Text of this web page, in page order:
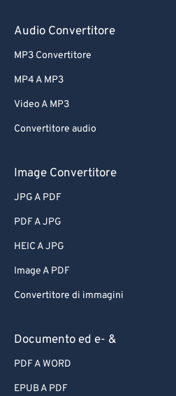
Audio Convertitore
MP3 Convertitore
MP4 A MP3
Video A MP3
Convertitore audio
Image Convertitore
JPG A PDF
PDF A JPG
HEIC A JPG
Image A PDF
Convertitore di immagini
Documento ed e- &
PDF A WORD
EPUB A PDF